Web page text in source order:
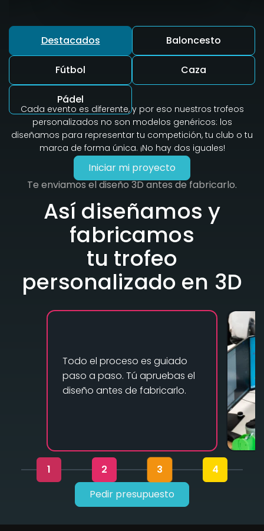
Destacados Baloncesto
Fútbol Caza
Pádel
Cada evento es diferente, y por eso nuestros trofeos
personalizados no son modelos genéricos: los
diseñamos para representar tu competición, tu club o tu
marca de forma única. ¡No hay dos iguales!
Iniciar mi proyecto
Te enviamos el diseño 3D antes de fabricarlo.
Así diseñamos y
fabricamos
tu trofeo
personalizado en 3D
Todo el proceso es guiado
paso a paso. Tú apruebas el
diseño antes de fabricarlo.
1 2 3
4
Pedir presupuesto